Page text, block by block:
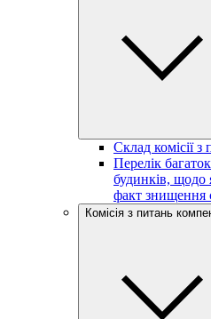
Склад комісії
Перелік
будинків, щодо
факт знищення
Комісія з питань